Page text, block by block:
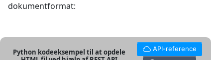
dokumentformat:
Python kodeeksempel til at opdele
API-reference